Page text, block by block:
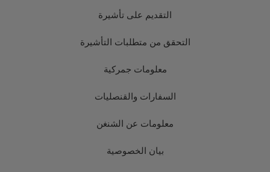
التقديم على تأشيرة
التحقق من متطلبات التأشيرة
معلومات جمركية
السفارات والقنصليات
معلومات عن الشنغن
بيان الخصوصية